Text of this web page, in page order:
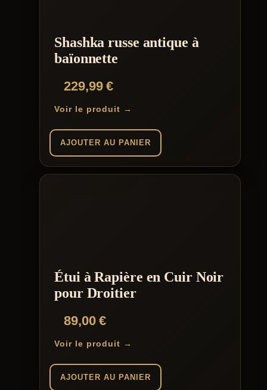
Shashka russe antique à
baïonnette
229,99€
Voir le produit →
AJOUTER AU PANIER
Étui à Rapière en Cuir Noir
pour Droitier
89,00€
Voir le produit →
AJOUTER AU PANIER